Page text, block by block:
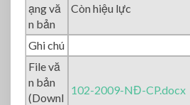
ạng vă
n bản
Còn hiệu lực
Ghi chú
File vă
n bản
(Downl
102-2009-NĐ-CP.docx